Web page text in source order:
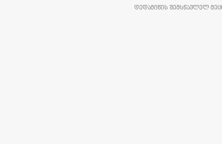
ᲓᲔᲓᲐᲛᲘᲬᲘᲡ ᲨᲔᲛᲡᲬᲐᲕᲚᲔᲚ